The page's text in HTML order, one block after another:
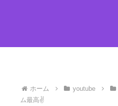
ホーム youtube
ム最高✌️